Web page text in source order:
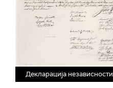
Декларација независности